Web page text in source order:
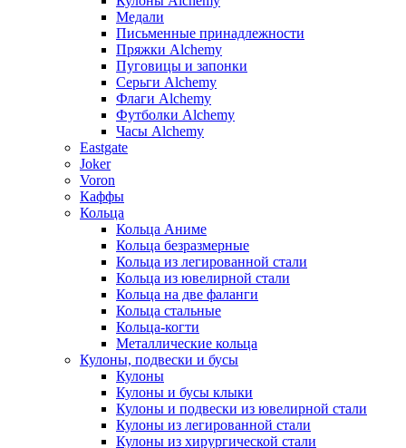
Медали
Письменные принадлежности
Пряжки Alchemy
Пуговицы и запонки
Серьги Alchemy
Флаги Alchemy
Футболки Alchemy
Часы Alchemy
Eastgate
Joker
Voron
Каффы
Кольца
Кольца Аниме
Кольца безразмерные
Кольца из легированной стали
Кольца из ювелирной стали
Кольца на две фаланги
Кольца стальные
Кольца-когти
Металлические кольца
Кулоны, подвески и бусы
Кулоны
Кулоны и бусы клыки
Кулоны и подвески из ювелирной стали
Кулоны из легированной стали
Кулоны из хирургической стали